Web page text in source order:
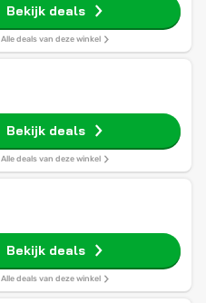
Bekijk deals
Alle deals van deze winkel
Bekijk deals
Alle deals van deze winkel
Bekijk deals
Alle deals van deze winkel